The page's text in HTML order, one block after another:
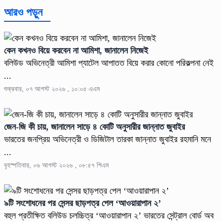
আরও পড়ুন
কেন কখনও বিয়ে করবেন না আমিশা, জানালেন নিজেই
বলিউড অভিনেত্রী আমিশা প্যাটেল আপাতত বিয়ে করার কোনো পরিকল্পনা নেই
...
শুক্রবার, ০৭ আগস্ট ২০২৬ , ১০:০৫ এএম
জেন-জি কী চায়, জানালেন সাড়ে ৪ কোটি অনুসারীর জান্নাত জুবাইর
ভারতের জনপ্রিয় অভিনেত্রী ও ডিজিটাল তারকা জান্নাত জুবাইর রহমানি মনে
...
বৃহস্পতিবার, ০৬ আগস্ট ২০২৬ , ০৮:৫৭ পিএম
৯টি সংশোধনের পর সেন্সর ছাড়পত্র পেল ‘আওয়ারাপান ২’
বহুল প্রতীক্ষিত বলিউড চলচ্চিত্র ‘আওয়ারাপান ২’ ভারতের সেন্ট্রাল বোর্ড অব